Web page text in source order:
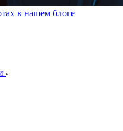
в нашем блоге